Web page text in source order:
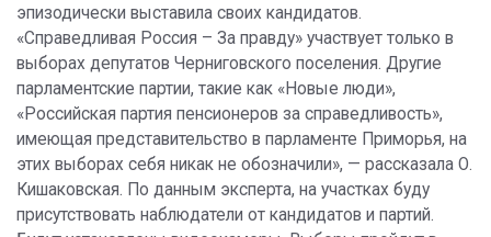
эпизодически выставила своих кандидатов.
«Справедливая Россия – За правду» участвует только в
выборах депутатов Черниговского поселения. Другие
парламентские партии, такие как «Новые люди»,
«Российская партия пенсионеров за справедливость»,
имеющая представительство в парламенте Приморья, на
этих выборах себя никак не обозначили», — рассказала О.
Кишаковская. По данным эксперта, на участках буду
присутствовать наблюдатели от кандидатов и партий.